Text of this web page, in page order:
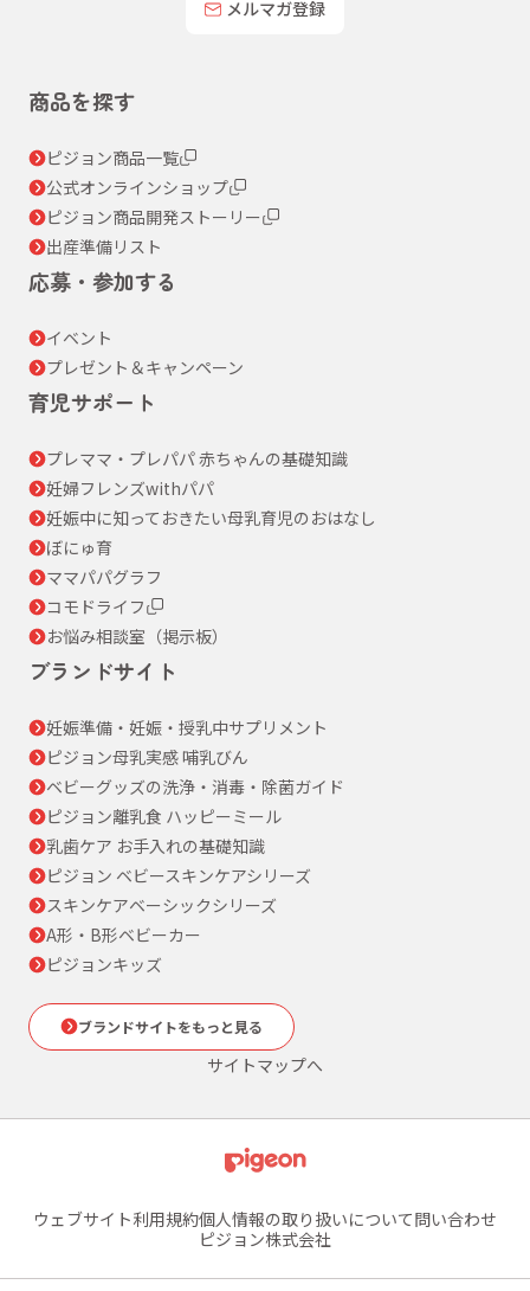
メルマガ登録
商品を探す
ピジョン商品一覧
公式オンラインショップ
ピジョン商品開発ストーリー
出産準備リスト
応募・参加する
イベント
プレゼント＆キャンペーン
育児サポート
プレママ・プレパパ 赤ちゃんの基礎知識
妊婦フレンズwithパパ
妊娠中に知っておきたい母乳育児のおはなし
ぼにゅ育
ママパパグラフ
コモドライフ
お悩み相談室（掲示板）
ブランドサイト
妊娠準備・妊娠・授乳中サプリメント
ピジョン母乳実感 哺乳びん
ベビーグッズの洗浄・消毒・除菌ガイド
ピジョン離乳食 ハッピーミール
乳歯ケア お手入れの基礎知識
ピジョン ベビースキンケアシリーズ
スキンケアベーシックシリーズ
A形・B形ベビーカー
ピジョンキッズ
ブランドサイトをもっと見る
サイトマップへ
ウェブサイト利用規約個人情報の取り扱いについて問い合わせ
ピジョン株式会社